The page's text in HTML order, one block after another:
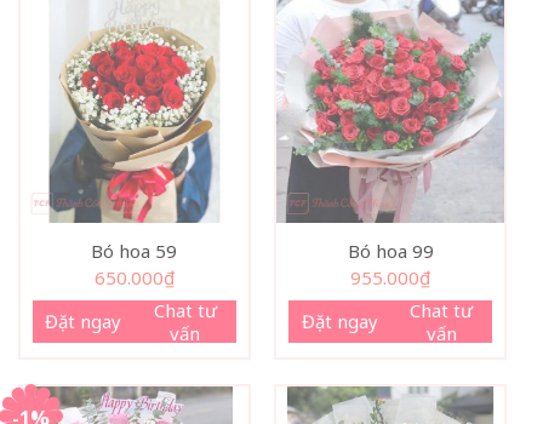
Bó hoa 59
650.000₫
Đặt ngay
Chat tư
vấn
Bó hoa 99
955.000₫
Đặt ngay
Chat tư
vấn
-1%